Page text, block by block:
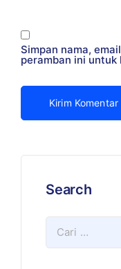
Simpan nama,
peramban ini
Search